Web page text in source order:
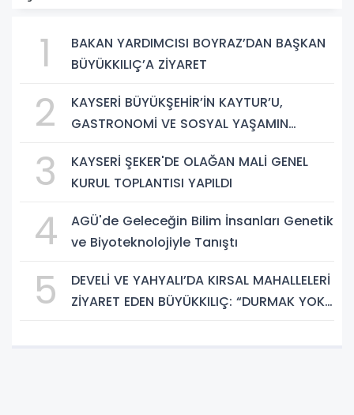
1
BAKAN YARDIMCISI BOYRAZ’DAN BAŞKAN
BÜYÜKKILIÇ’A ZİYARET
2
KAYSERİ BÜYÜKŞEHİR’İN KAYTUR’U,
GASTRONOMİ VE SOSYAL YAŞAMIN
3
KAYSERİ ŞEKER'DE OLAĞAN MALİ GENEL
KURUL TOPLANTISI YAPILDI
4
AGÜ'de Geleceğin Bilim İnsanları Genetik
ve Biyoteknolojiyle Tanıştı
5
DEVELİ VE YAHYALI’DA KIRSAL MAHALLELERİ
ZİYARET EDEN BÜYÜKKILIÇ: “DURMAK YOK.